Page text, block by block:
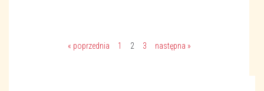
« poprzednia 1 2 3 następna »